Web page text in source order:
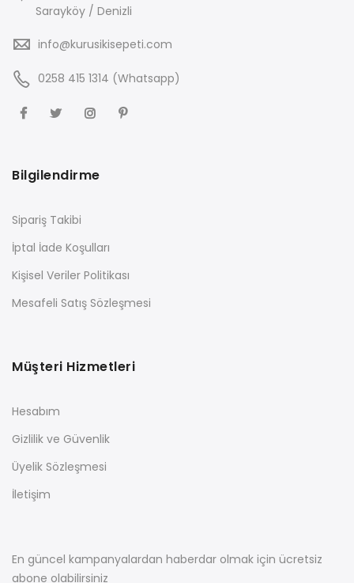
Sarayköy / Denizli
info@kurusikisepeti.com
0258 415 1314 (Whatsapp)
Bilgilendirme
Sipariş Takibi
İptal İade Koşulları
Kişisel Veriler Politikası
Mesafeli Satış Sözleşmesi
Müşteri Hizmetleri
Hesabım
Gizlilik ve Güvenlik
Üyelik Sözleşmesi
İletişim
En güncel kampanyalardan haberdar olmak için ücretsiz
abone olabilirsiniz